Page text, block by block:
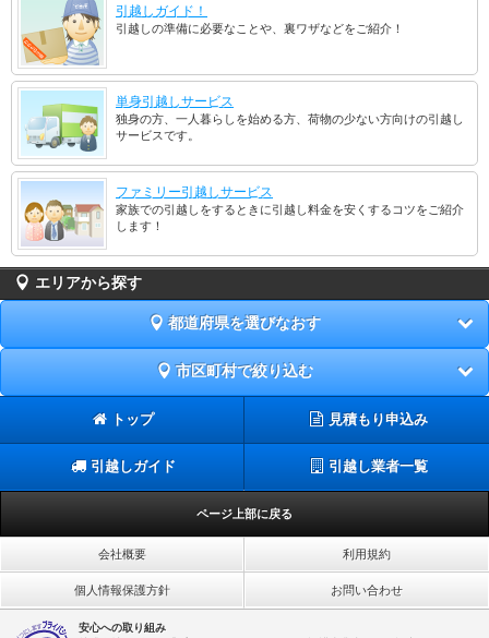
引越しガイド！
引越しの準備に必要なことや、裏ワザなどをご紹介！
単身引越しサービス
独身の方、一人暮らしを始める方、荷物の少ない方向けの引越し
サービスです。
ファミリー引越しサービス
家族での引越しをするときに引越し料金を安くするコツをご紹介
します！
エリアから探す
都道府県を選びなおす
市区町村で絞り込む
トップ 見積もり申込み
引越しガイド 引越し業者一覧
ページ上部に戻る
会社概要 利用規約
個人情報保護方針 お問い合わせ
安心への取り組み